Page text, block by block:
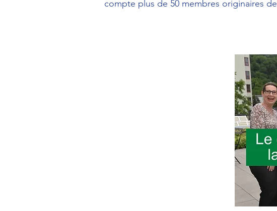
compte plus de 50 membres originaires